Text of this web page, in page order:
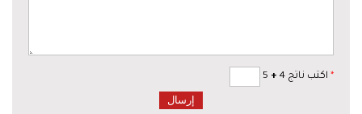
* اكتب ناتج 4 +